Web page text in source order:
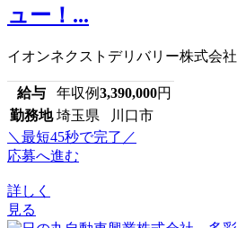
ュー！...
イオンネクストデリバリー株式会社
給与 年収例3,390,000円
勤務地 埼玉県 川口市
＼最短45秒で完了／
応募へ進む
詳しく
見る